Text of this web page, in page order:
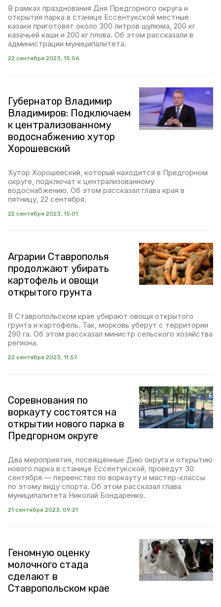
В рамках празднования Дня Предгорного округа и
открытия парка в станице Ессентукской местные
казаки приготовят около 300 литров шулюма, 200 кг
казачьей каши и 200 кг плова. Об этом рассказали в
администрации муниципалитета.
22 сентября 2023, 15:56
Губернатор Владимир
Владимиров: Подключаем
к централизованному
водоснабжению хутор
Хорошевский
Хутор Хорошевский, который находится в Предгорном
округе, подключат к централизованному
водоснабжению. Об этом рассказал глава края в
пятницу, 22 сентября.
22 сентября 2023, 15:01
Аграрии Ставрополья
продолжают убирать
картофель и овощи
открытого грунта
В Ставропольском крае убирают овощи открытого
грунта и картофель. Так, морковь уберут с территории
290 га. Об этом рассказал министр сельского хозяйства
региона.
22 сентября 2023, 11:57
Соревнования по
воркауту состоятся на
открытии нового парка в
Предгорном округе
Два мероприятия, посвящённые Дню округа и открытию
нового парка в станице Ессентукской, проведут 30
сентября — первенство по воркауту и мастер-классы
по этому виду спорта. Об этом рассказал глава
муниципалитета Николай Бондаренко.
21 сентября 2023, 09:21
Геномную оценку
молочного стада
сделают в
Ставропольском крае